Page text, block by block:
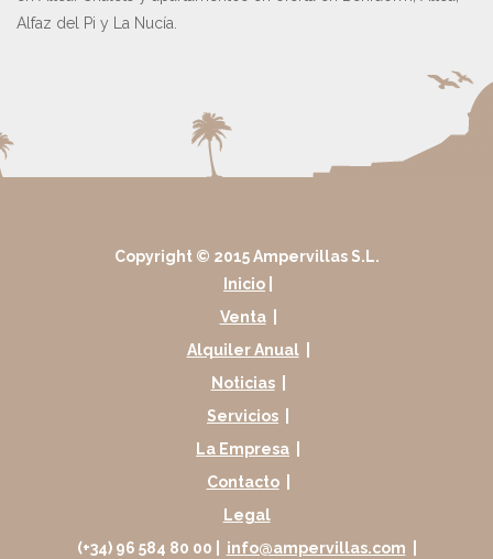
Alfaz del Pi y La Nucía.
Copyright © 2015 Ampervillas S.L.
Inicio
Venta
Alquiler Anual
Noticias
Servicios
La Empresa
Contacto
Legal
(+34) 96 584 80 00 |
info@ampervillas.com